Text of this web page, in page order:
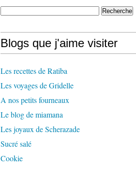
Blogs que j'aime visiter
Les recettes de Ratiba
Les voyages de Gridelle
A nos petits fourneaux
Le blog de miamana
Les joyaux de Scherazade
Sucré salé
Cookie